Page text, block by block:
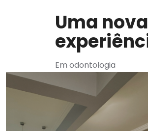
Uma nova
Em odontologia